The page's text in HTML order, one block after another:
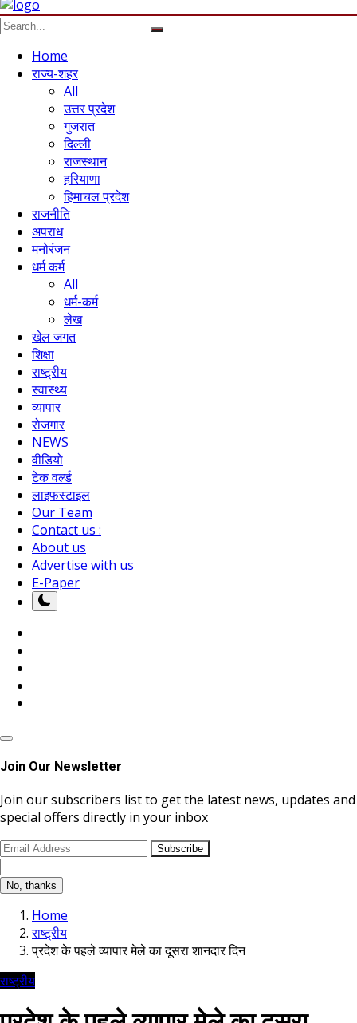
Home
राज्य-शहर
All
उत्तर प्रदेश
गुजरात
दिल्ली
राजस्थान
हरियाणा
हिमाचल प्रदेश
राजनीति
अपराध
मनोरंजन
धर्म कर्म
All
धर्म-कर्म
लेख
खेल जगत
शिक्षा
राष्ट्रीय
स्वास्थ्य
व्यापार
रोजगार
NEWS
वीडियो
टेक वर्ल्ड
लाइफस्टाइल
Our Team
Contact us :
About us
Advertise with us
E-Paper
Join Our Newsletter
Join our subscribers list to get the latest news, updates and
special offers directly in your inbox
Subscribe
No, thanks
Home
राष्ट्रीय
प्रदेश के पहले व्यापार मेले का दूसरा शानदार दिन
राष्ट्रीय